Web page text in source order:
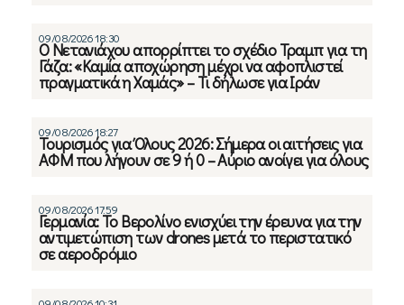
09/08/2026 18:30
Ο Νετανιάχου απορρίπτει το σχέδιο Τραμπ για τη
Γάζα: «Καμία αποχώρηση μέχρι να αφοπλιστεί
πραγματικά η Χαμάς» – Τι δήλωσε για Ιράν
09/08/2026 18:27
Τουρισμός για Όλους 2026: Σήμερα οι αιτήσεις για
ΑΦΜ που λήγουν σε 9 ή 0 – Αύριο ανοίγει για όλους
09/08/2026 17:59
Γερμανία: Το Βερολίνο ενισχύει την έρευνα για την
αντιμετώπιση των drones μετά το περιστατικό
σε αεροδρόμιο